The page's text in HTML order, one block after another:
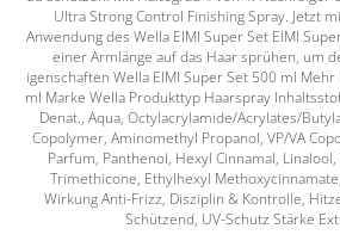
Ultra Strong Control Finishing Spray. Jetzt
Anwendung des Wella EIMI Super Set EIMI
einer Armlänge auf das Haar sprühen, um
igenschaften Wella EIMI Super Set 500 ml
ml Marke Wella Produkttyp Haarspray
Denat., Aqua, Octylacrylamide/Acrylates/
Copolymer, Aminomethyl Propanol, VP/VA
Parfum, Panthenol, Hexyl Cinnamal,
Trimethicone, Ethylhexyl
Wirkung Anti-Frizz, Disziplin & Kontrolle,
Schützend, UV-Schutz Stärke